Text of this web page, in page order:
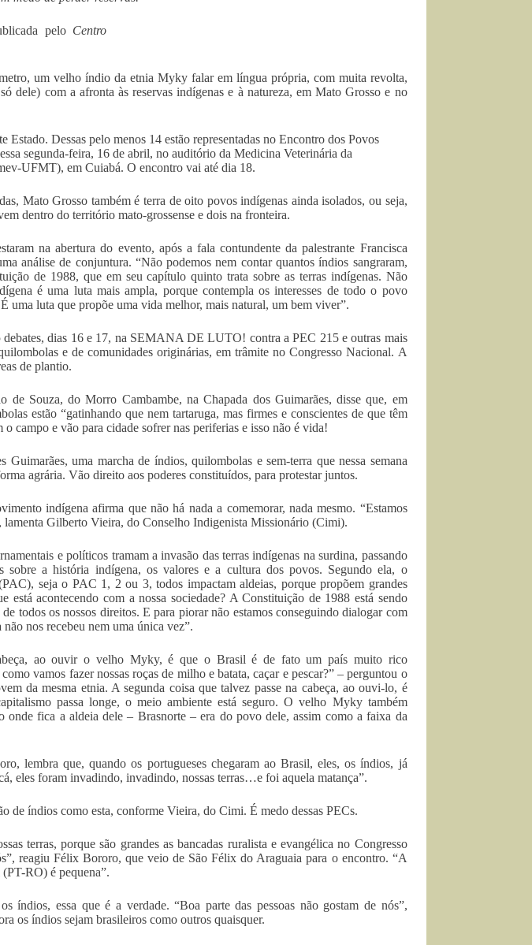
pelo Centro
um velho índio da etnia Myky falar em língua própria, com muita revolta,
dele) com a afronta às reservas indígenas e à natureza, em Mato Grosso e no
Dessas pelo menos 14 estão representadas no Encontro dos Povos
segunda-feira, 16 de abril, no auditório da Medicina Veterinária da
UFMT), em Cuiabá. O encontro vai até dia 18.
Mato Grosso também é terra de oito povos indígenas ainda isolados, ou seja,
dentro do território mato-grossense e dois na fronteira.
na abertura do evento, após a fala contundente da palestrante Francisca
análise de conjuntura. “Não podemos nem contar quantos índios sangraram,
de 1988, que em seu capítulo quinto trata sobre as terras indígenas. Não
é uma luta mais ampla, porque contempla os interesses de todo o povo
uma luta que propõe uma vida melhor, mais natural, um bem viver”.
dias 16 e 17, na SEMANA DE LUTO! contra a PEC 215 e outras mais
e de comunidades originárias, em trâmite no Congresso Nacional. A
de plantio.
de Souza, do Morro Cambambe, na Chapada dos Guimarães, disse que, em
estão “gatinhando que nem tartaruga, mas firmes e conscientes de que têm
campo e vão para cidade sofrer nas periferias e isso não é vida!
uma marcha de índios, quilombolas e sem-terra que nessa semana
agrária. Vão direito aos poderes constituídos, para protestar juntos.
indígena afirma que não há nada a comemorar, nada mesmo. “Estamos
lamenta Gilberto Vieira, do Conselho Indigenista Missionário (Cimi).
e políticos tramam a invasão das terras indígenas na surdina, passando
sobre a história indígena, os valores e a cultura dos povos. Segundo ela, o
seja o PAC 1, 2 ou 3, todos impactam aldeias, porque propõem grandes
está acontecendo com a nossa sociedade? A Constituição de 1988 está sendo
todos os nossos direitos. E para piorar não estamos conseguindo dialogar com
nos recebeu nem uma única vez”.
ao ouvir o velho Myky, é que o Brasil é de fato um país muito rico
vamos fazer nossas roças de milho e batata, caçar e pescar?” – perguntou o
da mesma etnia. A segunda coisa que talvez passe na cabeça, ao ouvi-lo, é
passa longe, o meio ambiente está seguro. O velho Myky também
fica a aldeia dele – Brasnorte – era do povo dele, assim como a faixa da
lembra que, quando os portugueses chegaram ao Brasil, eles, os índios, já
eles foram invadindo, invadindo, nossas terras…e foi aquela matança”.
de índios como esta, conforme Vieira, do Cimi. É medo dessas PECs.
terras, porque são grandes as bancadas ruralista e evangélica no Congresso
reagiu Félix Bororo, que veio de São Félix do Araguaia para o encontro. “A
RO) é pequena”.
índios, essa que é a verdade. “Boa parte das pessoas não gostam de nós”,
os índios sejam brasileiros como outros quaisquer.